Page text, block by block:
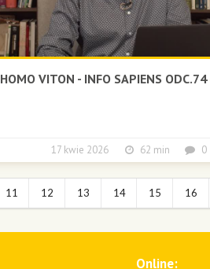
HOMO VITON - INFO SAPIENS ODC.74
17 kwie 2026 62 min 0
11 12 13 14 15 16
Online: